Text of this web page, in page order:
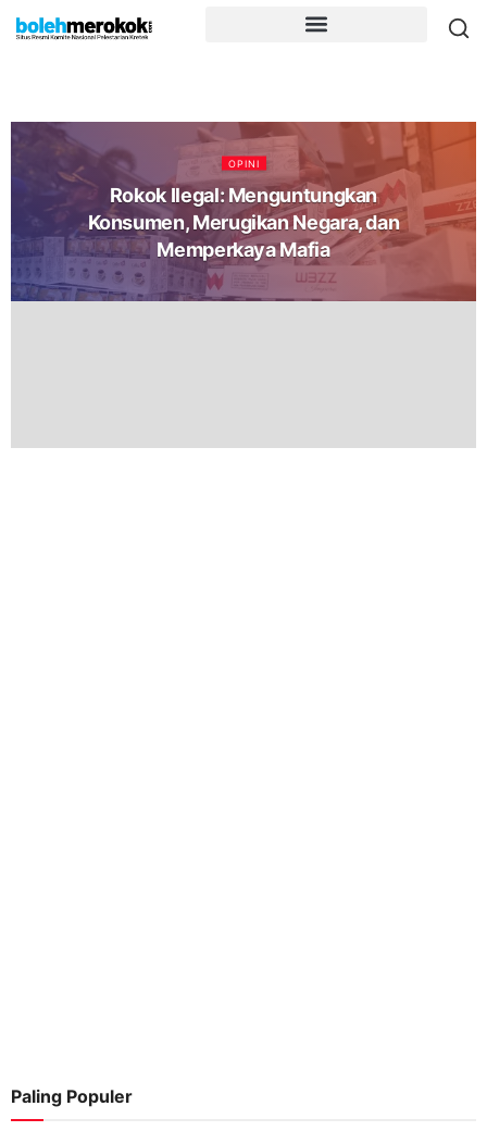
OPINI
Rokok Ilegal: Menguntungkan
Konsumen, Merugikan Negara, dan
Memperkaya Mafia
Paling Populer